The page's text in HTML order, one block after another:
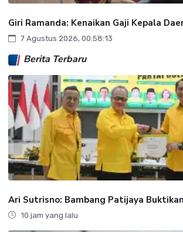
Giri Ramanda: Kenaikan Gaji Kepala
7 Agustus 2026, 00:58:13
Berita Terbaru
Ari Sutrisno: Bambang Patijaya
10 jam yang lalu